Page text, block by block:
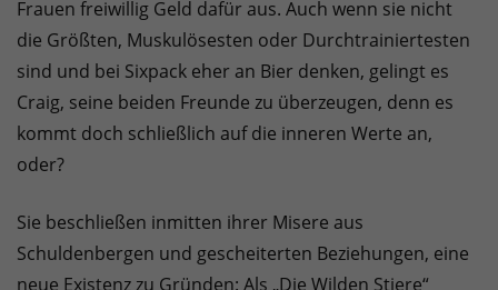
Frauen freiwillig Geld dafür aus. Auch wenn sie nicht
die Größten, Muskulösesten oder Durchtrainiertesten
sind und bei Sixpack eher an Bier denken, gelingt es
Craig, seine beiden Freunde zu überzeugen, denn es
kommt doch schließlich auf die inneren Werte an,
oder?
Sie beschließen inmitten ihrer Misere aus
Schuldenbergen und gescheiterten Beziehungen, eine
neue Existenz zu Gründen: Als „Die Wilden Stiere“